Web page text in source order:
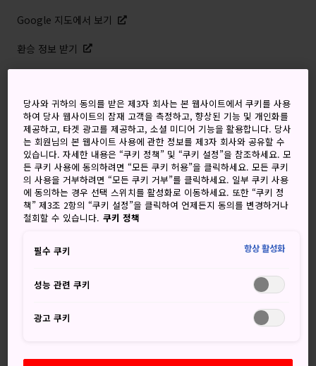
Google 지도에서 보기
환승 정보 받기
키워드 지도
한때 세계적으로 유통된 은의 상당
부분을 생산했던 은광 산지
이와미 긴잔에는 600개가 넘는 광산 갱도들이 산에 뚫려 있으
며, 그중 하나가 바로 류겐지 마부입니다. 총 길이 약 600m의
류겐지 마부 광산 갱도는 1715년 최초 굴착된 곳으로, 현재는
일반 대중에 공개되어 있습니다.
류겐지 마부 광산 갱도의 대부분을 직접 둘러볼 수 있으며, 광
전기조명이 갱도 내부를 밝게 비추기 때문에 둘러보기 편리합
당사와 귀하의 동의를 받은 제3자 회사는 본 웹사이트에서 쿠키를 사용
하여 당사 웹사이트의 잠재 고객을 측정하고, 향상된 기능 및 개인화를
제공하고, 타겟 광고를 제공하고, 소셜 미디어 기능을 활용합니다. 당사
는 회원님의 본 웹사이트 사용에 관한 정보를 제3자 회사와 공유할 수
있습니다. 자세한 내용은 “쿠키 정책” 및 “쿠키 설정”을 참조하세요. 모
든 쿠키 사용에 동의하려면 “모든 쿠키 허용”을 클릭하세요. 모든 쿠키
의 사용을 거부하려면 “모든 쿠키 거부”를 클릭하세요. 일부 쿠키 사용
에 동의하는 경우 선택 스위치를 활성화로 이동하세요. 또한 “쿠키 정
책” 제3조 2항의 “쿠키 설정”을 클릭하여 언제든지 동의를 변경하거나
철회할 수 있습니다. 쿠키 정책
필수 쿠키 항상 활성화
성능 관련 쿠키
광고 쿠키